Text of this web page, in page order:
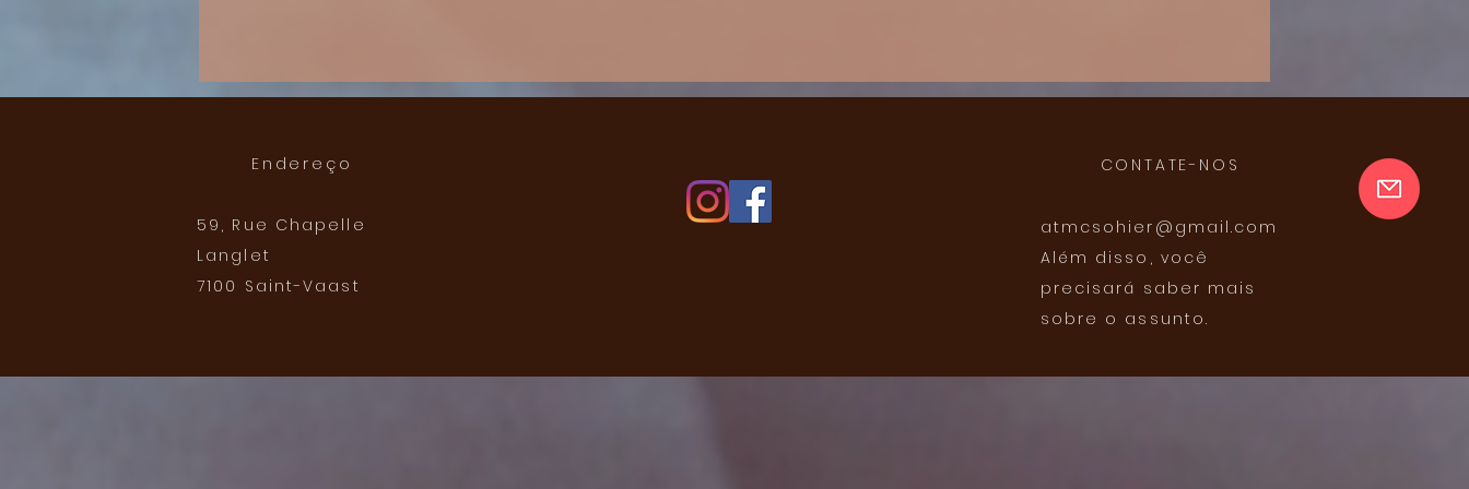
Endereço
59, Rue Chapelle
Langlet
7100 Saint-Vaast
CONTATE-NOS
atmcsohier@gmail.com
Além disso, você
precisará saber mais
sobre o assunto.